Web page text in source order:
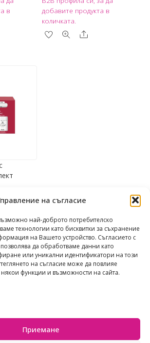
на съгласие
най-доброто потребителско
технологии като бисквитки за съхранение
на Вашето устройство. Съгласието с
да обработваме данни като
или уникални идентификатори на този
на съгласие може да повлияе
функции и възможности на сайта.
Приемане
в
н
с
о
добавите продукта в
количката.
Share
(23.47 лв.)
Общи условия